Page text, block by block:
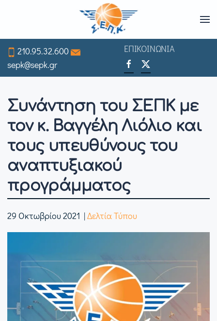
to
main
content
210.95.32.600
sepk@sepk.gr
ΕΠΙΚΟΙΝΩΝΙΑ
Συνάντηση του ΣΕΠΚ με
τον κ. Βαγγέλη Λιόλιο και
τους υπευθύνους του
αναπτυξιακού
προγράμματος
29 Οκτωβρίου 2021 |Δελτία Τύπου